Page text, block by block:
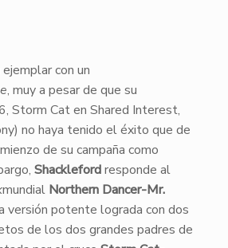
con un
, muy a pesar de que su
Storm Cat en Shared Interest,
no haya tenido el éxito que de
de su campaña como
Shacklefordresponde al
mundial Northern Dancer-Mr.
versión potente lograda con dos
de los dos grandes padres de